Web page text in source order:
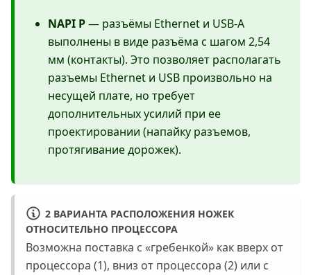
NAPI P— разъёмы Ethernet и USB-A
выполнены в виде разъёма с шагом 2,54
мм (контакты). Это позволяет располагать
разъемы Ethernet и USB произвольно на
несущей плате, но требует
дополнительных усилий при ее
проектировании (напайку разъемов,
протягивание дорожек).
2 ВАРИАНТА РАСПОЛОЖЕНИЯ НОЖЕК
ОТНОСИТЕЛЬНО ПРОЦЕССОРА
Возможна поставка с «гребенкой» как вверх от
процессора (1), вниз от процессора (2) или с